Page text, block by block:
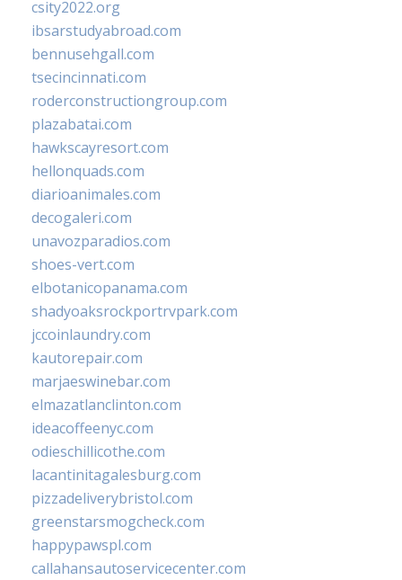
csity2022.org
ibsarstudyabroad.com
bennusehgall.com
tsecincinnati.com
roderconstructiongroup.com
plazabatai.com
hawkscayresort.com
hellonquads.com
diarioanimales.com
decogaleri.com
unavozparadios.com
shoes-vert.com
elbotanicopanama.com
shadyoaksrockportrvpark.com
jccoinlaundry.com
kautorepair.com
marjaeswinebar.com
elmazatlanclinton.com
ideacoffeenyc.com
odieschillicothe.com
lacantinitagalesburg.com
pizzadeliverybristol.com
greenstarsmogcheck.com
happypawspl.com
callahansautoservicecenter.com